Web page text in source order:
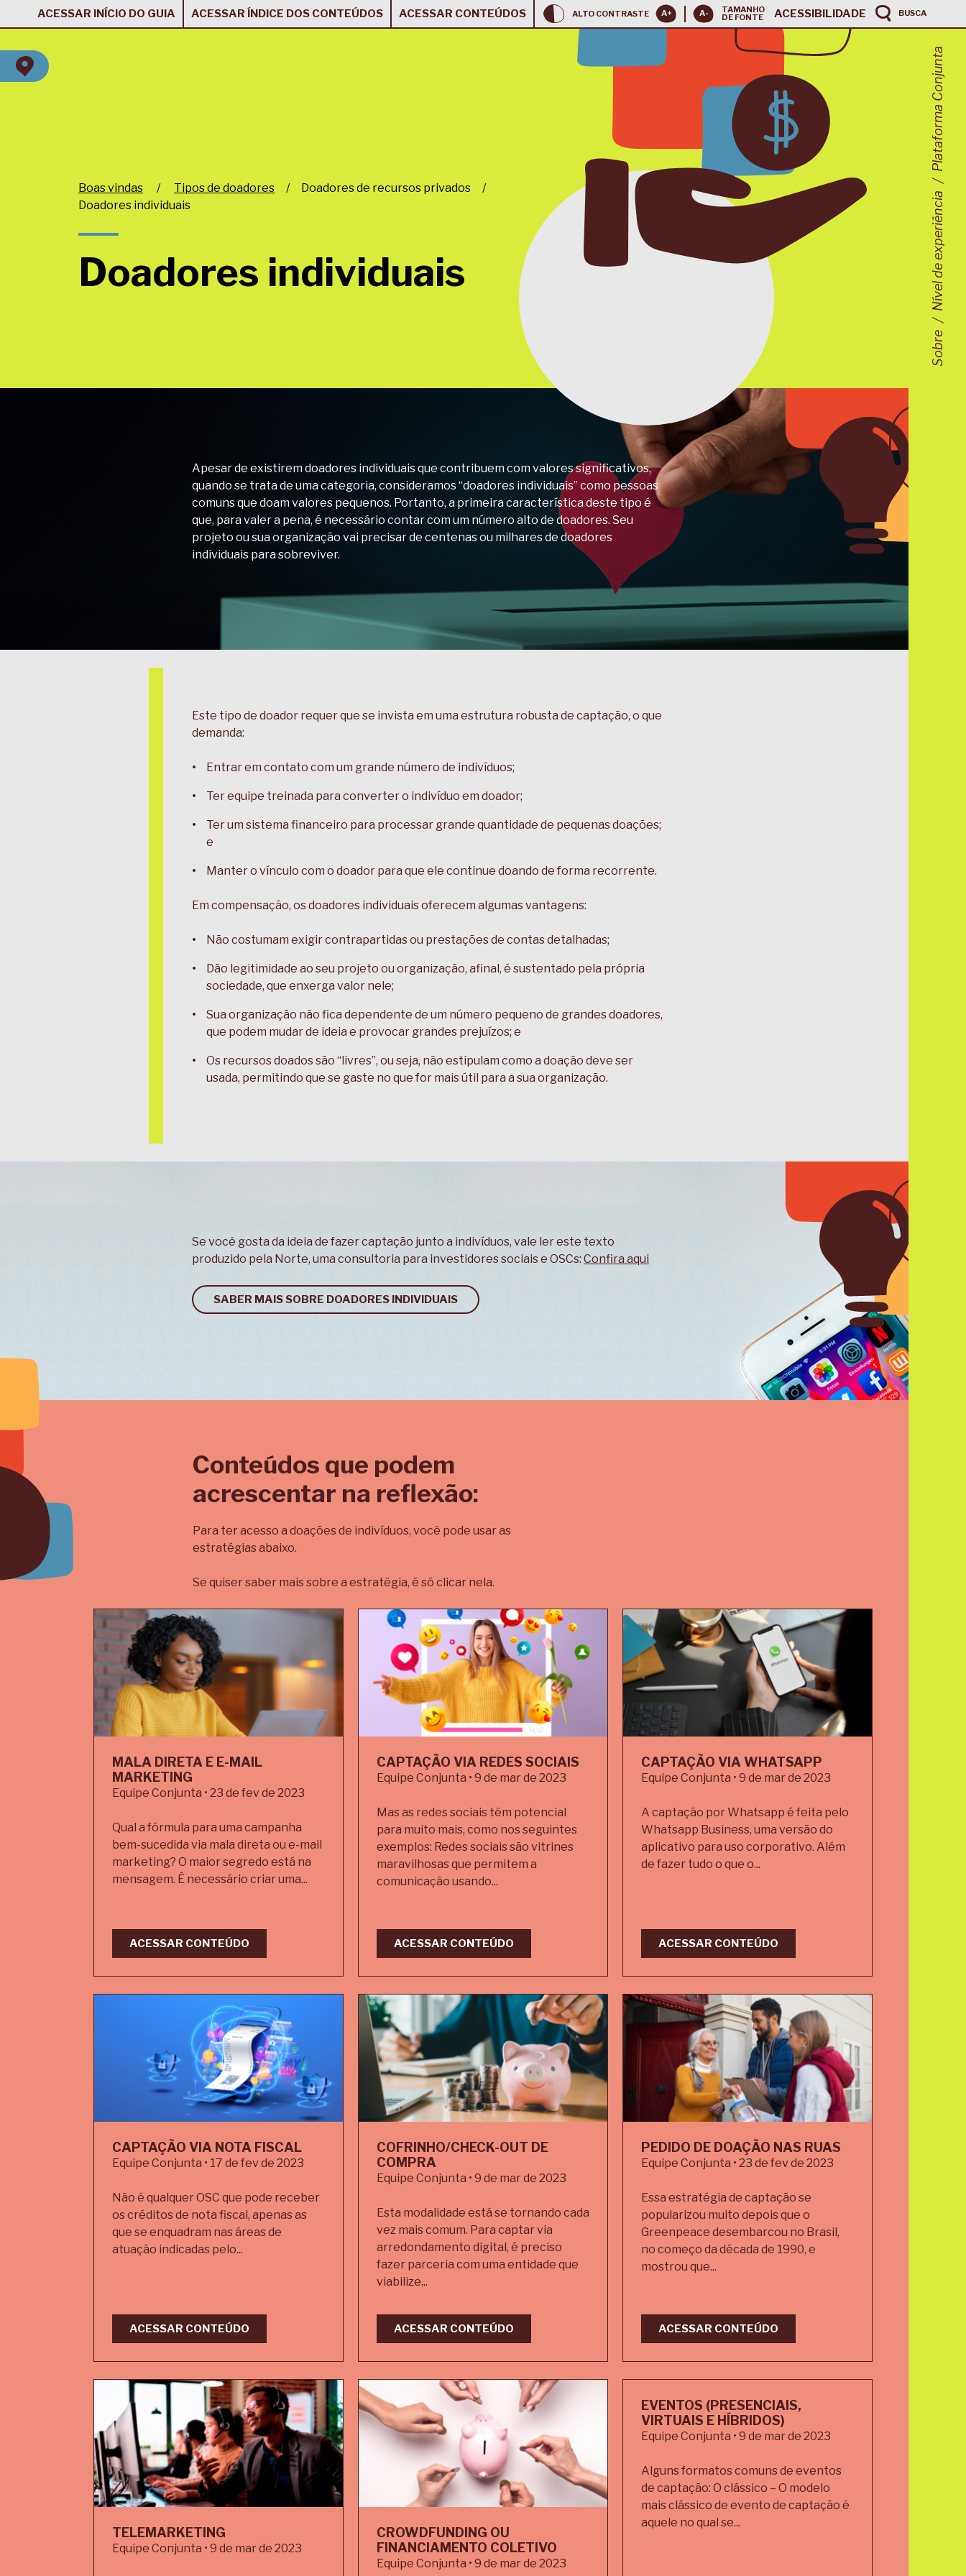
ACESSAR INÍCIO DO GUIA ACESSAR ÍNDICE DOS CONTEÚDOS ACESSAR CONTEÚDOS ALTO CONTRASTE TAMANHO
DE FONTE ACESSIBILIDADE BUSCA
Boas vindas / Tipos de doadores / Doadores de recursos privados
/
Doadores individuais
Doadores individuais
Sobre
Nível de experiência
Plataforma Conjunta
Apesar de existirem doadores individuais que contribuem com valores significativos,
quando se trata de uma categoria, consideramos “doadores individuais” como pessoas
comuns que doam valores pequenos. Portanto, a primeira característica deste tipo é
que, para valer a pena, é necessário contar com um número alto de doadores. Seu
projeto ou sua organização vai precisar de centenas ou milhares de doadores
individuais para sobreviver.
Este tipo de doador requer que se invista em uma estrutura robusta de captação, o que
demanda:
Entrar em contato com um grande número de indivíduos;
Ter equipe treinada para converter o indivíduo em doador;
Ter um sistema financeiro para processar grande quantidade de pequenas doações;
e
Manter o vínculo com o doador para que ele continue doando de forma recorrente.
Em compensação, os doadores individuais oferecem algumas vantagens:
Não costumam exigir contrapartidas ou prestações de contas detalhadas;
Dão legitimidade ao seu projeto ou organização, afinal, é sustentado pela própria
sociedade, que enxerga valor nele;
Sua organização não fica dependente de um número pequeno de grandes doadores,
que podem mudar de ideia e provocar grandes prejuízos; e
Os recursos doados são “livres”, ou seja, não estipulam como a doação deve ser
usada, permitindo que se gaste no que for mais útil para a sua organização.
Se você gosta da ideia de fazer captação junto a indivíduos, vale ler este texto
produzido pela Norte, uma consultoria para investidores sociais e OSCs: Confira aqui
SABER MAIS SOBRE DOADORES INDIVIDUAIS
Conteúdos que podem
acrescentar na reflexão:
Para ter acesso a doações de indivíduos, você pode usar as
estratégias abaixo.
Se quiser saber mais sobre a estratégia, é só clicar nela.
MALA DIRETA E E-MAIL
MARKETING
Equipe Conjunta • 23 de fev de 2023
Qual a fórmula para uma campanha
bem-sucedida via mala direta ou e-mail
marketing? O maior segredo está na
mensagem. É necessário criar uma...
ACESSAR CONTEÚDO
CAPTAÇÃO VIA REDES SOCIAIS
Equipe Conjunta • 9 de mar de 2023
Mas as redes sociais têm potencial
para muito mais, como nos seguintes
exemplos: Redes sociais são vitrines
maravilhosas que permitem a
comunicação usando...
ACESSAR CONTEÚDO
CAPTAÇÃO VIA WHATSAPP
Equipe Conjunta • 9 de mar de 2023
A captação por Whatsapp é feita pelo
Whatsapp Business, uma versão do
aplicativo para uso corporativo. Além
de fazer tudo o que o...
ACESSAR CONTEÚDO
CAPTAÇÃO VIA NOTA FISCAL
Equipe Conjunta • 17 de fev de 2023
Não é qualquer OSC que pode receber
os créditos de nota fiscal, apenas as
que se enquadram nas áreas de
atuação indicadas pelo...
ACESSAR CONTEÚDO
COFRINHO/CHECK-OUT DE
COMPRA
Equipe Conjunta • 9 de mar de 2023
Esta modalidade está se tornando cada
vez mais comum. Para captar via
arredondamento digital, é preciso
fazer parceria com uma entidade que
viabilize...
ACESSAR CONTEÚDO
PEDIDO DE DOAÇÃO NAS RUAS
Equipe Conjunta • 23 de fev de 2023
Essa estratégia de captação se
popularizou muito depois que o
Greenpeace desembarcou no Brasil,
no começo da década de 1990, e
mostrou que...
ACESSAR CONTEÚDO
TELEMARKETING
Equipe Conjunta • 9 de mar de 2023
CROWDFUNDING OU
FINANCIAMENTO COLETIVO
Equipe Conjunta • 9 de mar de 2023
EVENTOS (PRESENCIAIS,
VIRTUAIS E HÍBRIDOS)
Equipe Conjunta • 9 de mar de 2023
Alguns formatos comuns de eventos
de captação: O clássico – O modelo
mais clássico de evento de captação é
aquele no qual se...